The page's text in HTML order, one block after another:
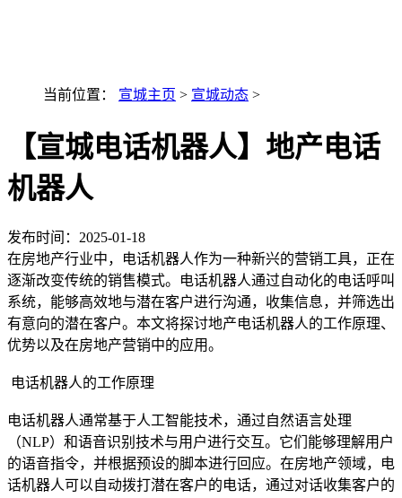
当前位置： 宣城主页 > 宣城动态 >
【宣城电话机器人】地产电话
机器人
发布时间： 2025-01-18
在房地产行业中，电话机器人作为一种新兴的营销工具，正在
逐渐改变传统的销售模式。电话机器人通过自动化的电话呼叫
系统，能够高效地与潜在客户进行沟通，收集信息，并筛选出
有意向的潜在客户。本文将探讨地产电话机器人的工作原理、
优势以及在房地产营销中的应用。
电话机器人的工作原理
电话机器人通常基于人工智能技术，通过自然语言处理
（NLP）和语音识别技术与用户进行交互。它们能够理解用户
的语音指令，并根据预设的脚本进行回应。在房地产领域，电
话机器人可以自动拨打潜在客户的电话，通过对话收集客户的